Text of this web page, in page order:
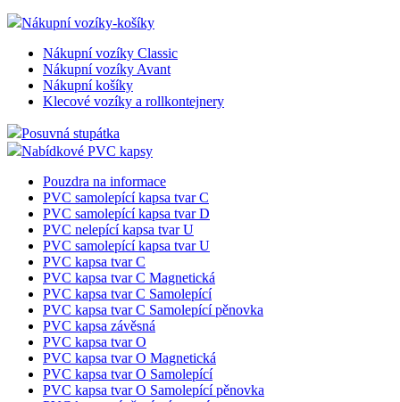
Nákupní vozíky-košíky
Nákupní vozíky Classic
Nákupní vozíky Avant
Nákupní košíky
Klecové vozíky a rollkontejnery
Posuvná stupátka
Nabídkové PVC kapsy
Pouzdra na informace
PVC samolepící kapsa tvar C
PVC samolepící kapsa tvar D
PVC nelepící kapsa tvar U
PVC samolepící kapsa tvar U
PVC kapsa tvar C
PVC kapsa tvar C Magnetická
PVC kapsa tvar C Samolepící
PVC kapsa tvar C Samolepící pěnovka
PVC kapsa závěsná
PVC kapsa tvar O
PVC kapsa tvar O Magnetická
PVC kapsa tvar O Samolepící
PVC kapsa tvar O Samolepící pěnovka